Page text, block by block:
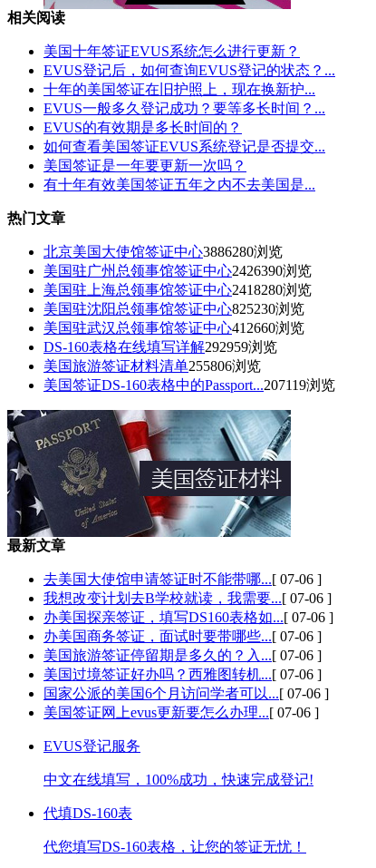
相关阅读
美国十年签证EVUS系统怎么进行更新？
EVUS登记后，如何查询EVUS登记的状态？...
十年的美国签证在旧护照上，现在换新护...
EVUS一般多久登记成功？要等多长时间？...
EVUS的有效期是多长时间的？
如何查看美国签证EVUS系统登记是否提交...
美国签证是一年要更新一次吗？
有十年有效美国签证五年之内不去美国是...
热门文章
北京美国大使馆签证中心3886280浏览
美国驻广州总领事馆签证中心2426390浏览
美国驻上海总领事馆签证中心2418280浏览
美国驻沈阳总领事馆签证中心825230浏览
美国驻武汉总领事馆签证中心412660浏览
DS-160表格在线填写详解292959浏览
美国旅游签证材料清单255806浏览
美国签证DS-160表格中的Passport...207119浏览
最新文章
去美国大使馆申请签证时不能带哪...[ 07-06 ]
我想改变计划去B学校就读，我需要...[ 07-06 ]
办美国探亲签证，填写DS160表格如...[ 07-06 ]
办美国商务签证，面试时要带哪些...[ 07-06 ]
美国旅游签证停留期是多久的？入...[ 07-06 ]
美国过境签证好办吗？西雅图转机...[ 07-06 ]
国家公派的美国6个月访问学者可以...[ 07-06 ]
美国签证网上evus更新要怎么办理...[ 07-06 ]
EVUS登记服务
中文在线填写，100%成功，快速完成登记!
代填DS-160表
代您填写DS-160表格，让您的签证无忧！